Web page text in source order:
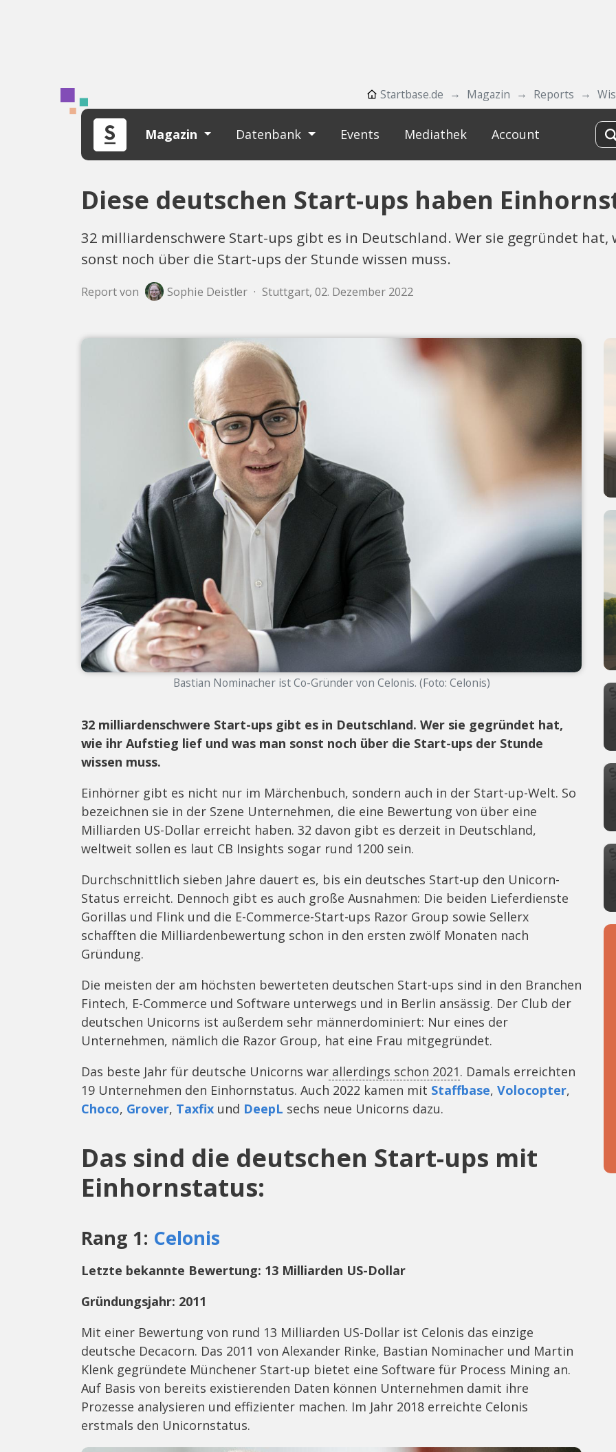
Startbase.de Magazin Reports
Magazin Datenbank Events Mediathek Account
Diese deutschen Start-ups haben
32 milliardenschwere Start-ups gibt es in Deutschland. Wer sie gegründet
sonst noch über die Start-ups der Stunde wissen muss.
Report von Sophie Deistler · Stuttgart, 02. Dezember 2022
Bastian Nominacher ist Co-Gründer von Celonis. (Foto: Celonis)
32 milliardenschwere Start-ups gibt es in Deutschland. Wer sie gegründet hat,
wie ihr Aufstieg lief und was man sonst noch über die Start-ups der Stunde
wissen muss.
Einhörner gibt es nicht nur im Märchenbuch, sondern auch in der Start-up-Welt. So
bezeichnen sie in der Szene Unternehmen, die eine Bewertung von über eine
Milliarden US-Dollar erreicht haben. 32 davon gibt es derzeit in Deutschland,
weltweit sollen es laut CB Insights sogar rund 1200 sein.
Durchschnittlich sieben Jahre dauert es, bis ein deutsches Start-up den Unicorn-
Status erreicht. Dennoch gibt es auch große Ausnahmen: Die beiden Lieferdienste
Gorillas und Flink und die E-Commerce-Start-ups Razor Group sowie Sellerx
schafften die Milliardenbewertung schon in den ersten zwölf Monaten nach
Gründung.
Die meisten der am höchsten bewerteten deutschen Start-ups sind in den Branchen
Fintech, E-Commerce und Software unterwegs und in Berlin ansässig. Der Club der
deutschen Unicorns ist außerdem sehr männerdominiert: Nur eines der
Unternehmen, nämlich die Razor Group, hat eine Frau mitgegründet.
Das beste Jahr für deutsche Unicorns war allerdings schon 2021. Damals erreichten
19 Unternehmen den Einhornstatus. Auch 2022 kamen mit Staffbase, Volocopter,
Choco, Grover, Taxfix und DeepL sechs neue Unicorns dazu.
Das sind die deutschen Start-ups mit
Einhornstatus:
Rang 1: Celonis
Letzte bekannte Bewertung: 13 Milliarden US-Dollar
Gründungsjahr: 2011
Mit einer Bewertung von rund 13 Milliarden US-Dollar ist Celonis das einzige
deutsche Decacorn. Das 2011 von Alexander Rinke, Bastian Nominacher und Martin
Klenk gegründete Münchener Start-up bietet eine Software für Process Mining an.
Auf Basis von bereits existierenden Daten können Unternehmen damit ihre
Prozesse analysieren und effizienter machen. Im Jahr 2018 erreichte Celonis
erstmals den Unicornstatus.